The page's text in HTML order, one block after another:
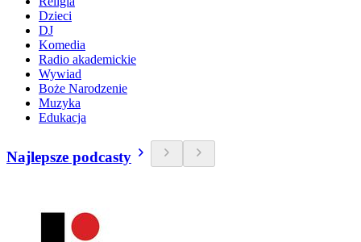
Dzieci
DJ
Komedia
Radio akademickie
Wywiad
Boże Narodzenie
Muzyka
Edukacja
Najlepsze podcasty